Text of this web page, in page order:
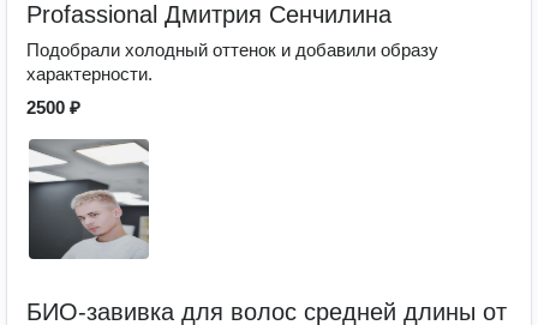
Profassional Дмитрия Сенчилина
Подобрали холодный оттенок и добавили образу
характерности.
2500 ₽
БИО-завивка для волос средней длины от